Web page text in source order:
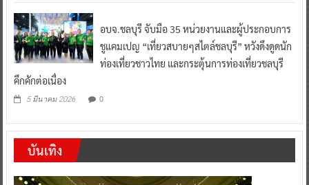
อบจ.ชลบุรี จับมือ 35 หน่วยงานและผู้ประกอบการ
ชูแคมเปญ “เที่ยวสบายๆสไตล์ชลบุรี” หวังดึงดูดนัก
ท่องเที่ยวชาวไทย และกระตุ้นการท่องเที่ยวชลบุรี
คึกคักต่อเนื่อง
5 มีนาคม 2026 0
บันเทิง